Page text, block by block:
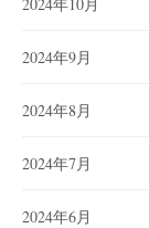
2024年9月
2024年8月
2024年7月
2024年6月